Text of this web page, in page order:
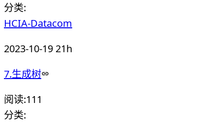
分类:
HCIA-Datacom
2023-10-19 21h
7.生成树
阅读:111
分类: